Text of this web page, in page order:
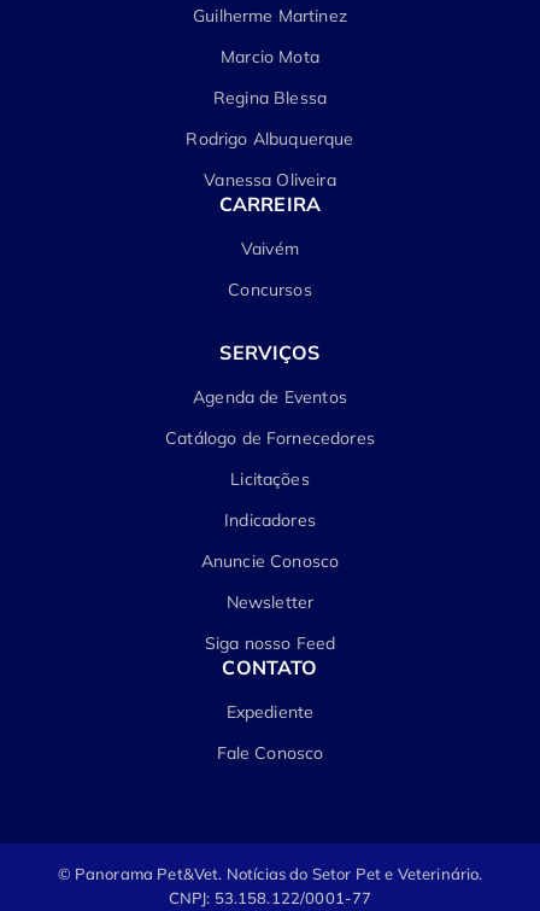
Guilherme Martinez
Marcio Mota
Regina Blessa
Rodrigo Albuquerque
Vanessa Oliveira
CARREIRA
Vaivém
Concursos
SERVIÇOS
Agenda de Eventos
Catálogo de Fornecedores
Licitações
Indicadores
Anuncie Conosco
Newsletter
Siga nosso Feed
CONTATO
Expediente
Fale Conosco
© Panorama Pet&Vet. Notícias do Setor Pet e Veterinário.
CNPJ: 53.158.122/0001-77